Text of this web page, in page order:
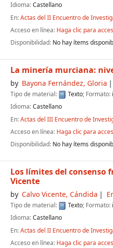
Idioma:Castellano
En:Actas del II Encuentro de
Acceso en línea: Haga clic para
Disponibilidad: No hay ítems
La minería murciana:
by Bayona Fernández, Gloria
Tipo de material: Texto; Formato:
Idioma:Castellano
En:Actas del III Encuentro de
Acceso en línea: Haga clic para
Disponibilidad: No hay ítems
Los límites del consenso
Vicente
by Calvo Vicente, Cándida
Tipo de material: Texto; Formato:
Idioma:Castellano
En:Actas del II Encuentro de
Acceso en línea: Haga clic para